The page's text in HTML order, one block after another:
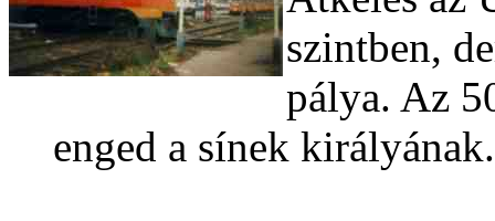
szintben,
pálya. Az
enged a sínek királyának.